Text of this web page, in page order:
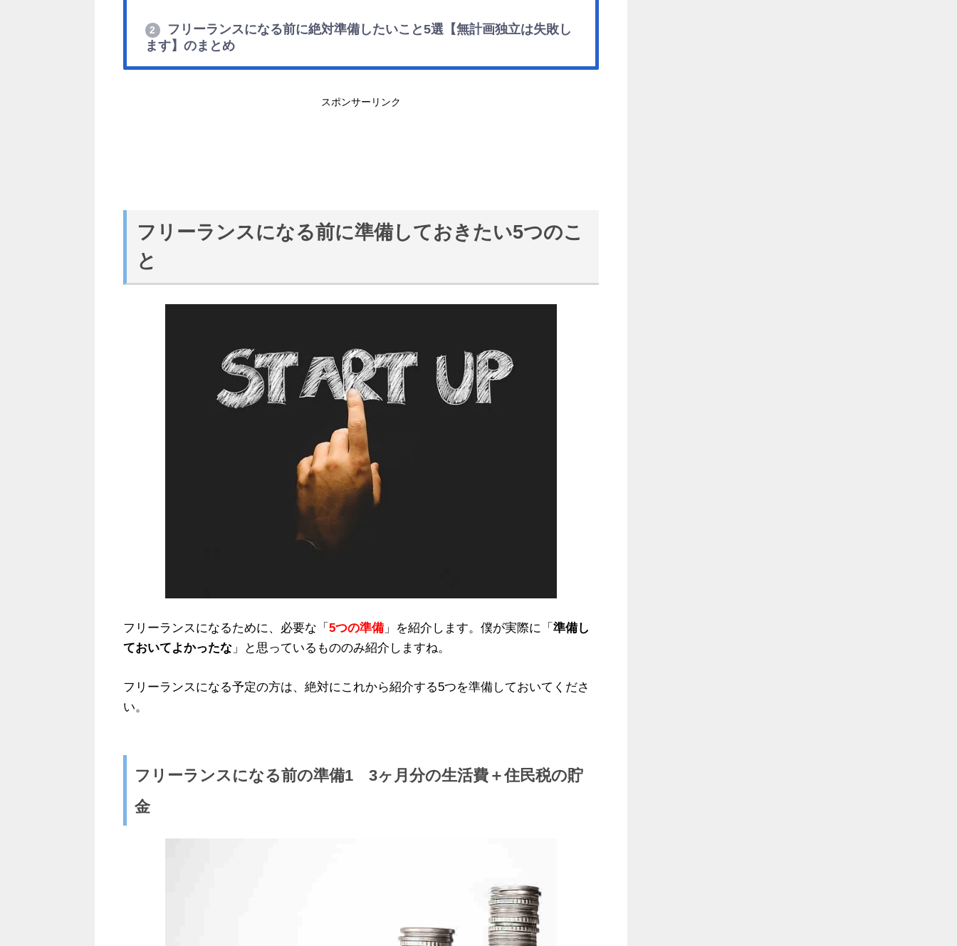
2
フリーランスになる前に絶対準備したいこと5選【無計画独立は失敗し
ます】のまとめ
スポンサーリンク
フリーランスになる前に準備しておきたい5つのこ
と
フリーランスになるために、必要な「 5つの準備」を紹介します。僕が実際に「 準備し
ておいてよかったな 」と思っているもののみ紹介しますね。
フリーランスになる予定の方は、絶対にこれから紹介する5つを準備しておいてくださ
い。
フリーランスになる前の準備1 3ヶ月分の生活費＋住民税の貯
金